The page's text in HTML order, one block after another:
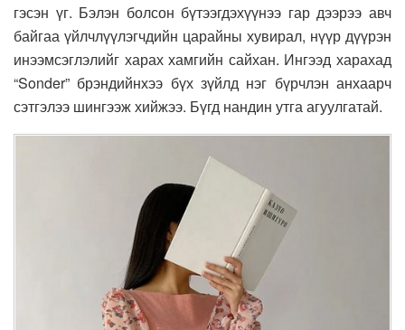
гэсэн үг. Бэлэн болсон бүтээгдэхүүнээ гар дээрээ авч
байгаа үйлчлүүлэгчдийн царайны хувирал, нүүр дүүрэн
инээмсэглэлийг харах хамгийн сайхан. Ингээд харахад
“Sonder” брэндийнхээ бүх зүйлд нэг бүрчлэн анхаарч
сэтгэлээ шингээж хийжээ. Бүгд нандин утга агуулгатай.